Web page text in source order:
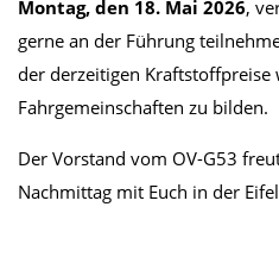
Montag, den 18. Mai 2026,
gerne an der Führung
der derzeitigen Kraftstoffpreise
Fahrgemeinschaften zu bilden.
Der Vorstand vom OV-G53
Nachmittag mit Euch in der